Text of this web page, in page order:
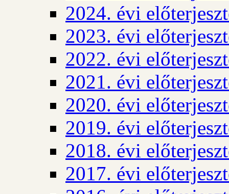
2024. évi
2023. évi
2022. évi
2021. évi
2020. évi
2019. évi
2018. évi
2017. évi